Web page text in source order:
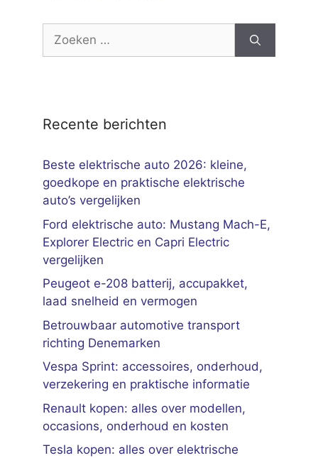
Zoek
Recente berichten
Beste elektrische auto 2026: kleine,
goedkope en praktische elektrische
auto’s vergelijken
Ford elektrische auto: Mustang Mach-E,
Explorer Electric en Capri Electric
vergelijken
Peugeot e-208 batterij, accupakket,
laad snelheid en vermogen
Betrouwbaar automotive transport
richting Denemarken
Vespa Sprint: accessoires, onderhoud,
verzekering en praktische informatie
Renault kopen: alles over modellen,
occasions, onderhoud en kosten
Tesla kopen: alles over elektrische